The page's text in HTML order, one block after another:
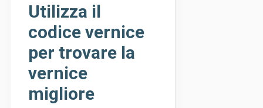
Utilizza il
codice vernice
per trovare la
vernice
migliore